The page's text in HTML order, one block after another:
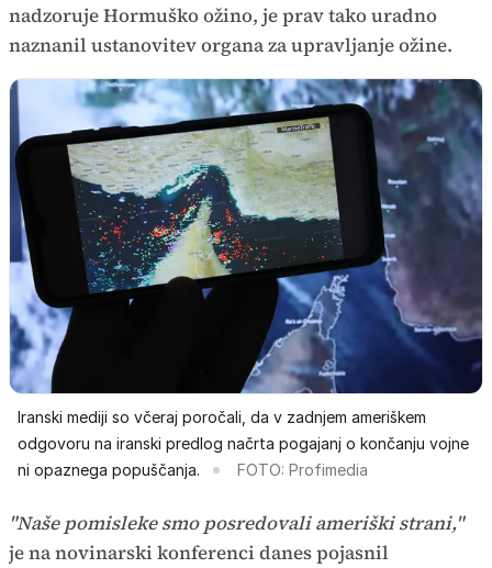
nadzoruje Hormuško ožino, je prav tako uradno
naznanil ustanovitev organa za upravljanje ožine.
Iranski mediji so včeraj poročali, da v zadnjem ameriškem
odgovoru na iranski predlog načrta pogajanj o končanju vojne
ni opaznega popuščanja.
FOTO: Profimedia
"Naše pomisleke smo posredovali ameriški strani,"
je na novinarski konferenci danes pojasnil